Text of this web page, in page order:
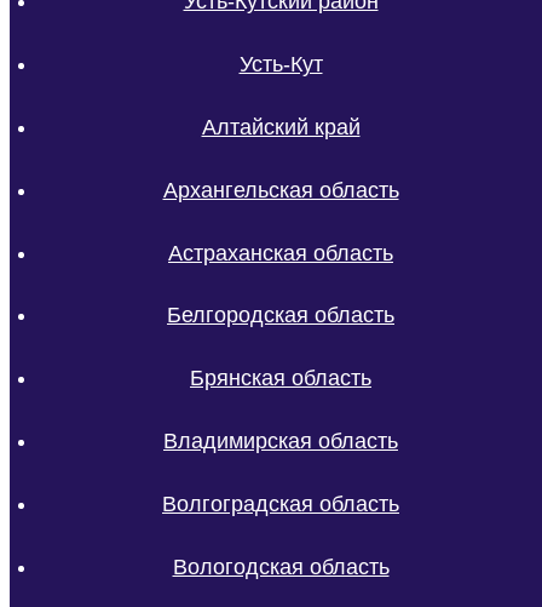
Усть-Кут
Алтайский край
Архангельская область
Астраханская область
Белгородская область
Брянская область
Владимирская область
Волгоградская область
Вологодская область